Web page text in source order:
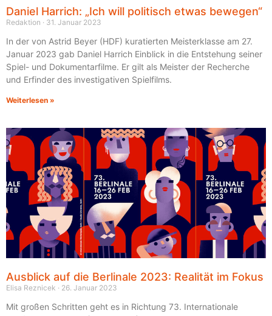
Daniel Harrich: „Ich will politisch etwas bewegen“
Redaktion 31. Januar 2023
In der von Astrid Beyer (HDF) kuratierten Meisterklasse am 27.
Januar 2023 gab Daniel Harrich Einblick in die Entstehung seiner
Spiel- und Dokumentarfilme. Er gilt als Meister der Recherche
und Erfinder des investigativen Spielfilms.
Weiterlesen »
Ausblick auf die Berlinale 2023: Realität im Fokus
Elisa Reznicek 26. Januar 2023
Mit großen Schritten geht es in Richtung 73. Internationale